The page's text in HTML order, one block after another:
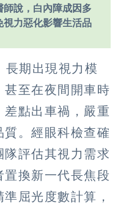
說，白內障成因多
視力惡化影響生活品
長期出現視力模
至在夜間開車時
點出車禍，嚴重
。經眼科檢查確
評估其視力需求
換新一代長焦段
屈光度數計算，